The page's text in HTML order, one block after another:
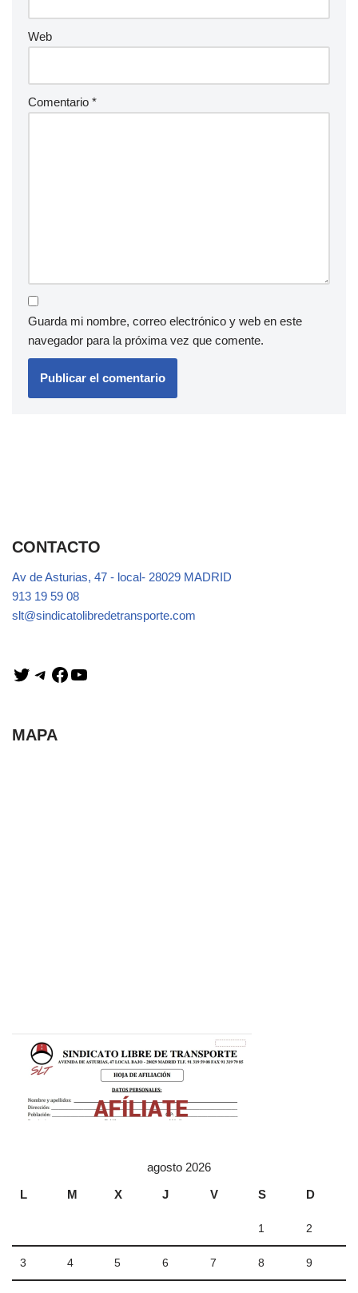
Web
Comentario *
Guarda mi nombre, correo electrónico y web en este
navegador para la próxima vez que comente.
CONTACTO
Av de Asturias, 47 - local- 28029 MADRID
913 19 59 08
slt@sindicatolibredetransporte.com
MAPA
agosto 2026
L
M X J V S D
1 2
3 4 5 6 7 8 9